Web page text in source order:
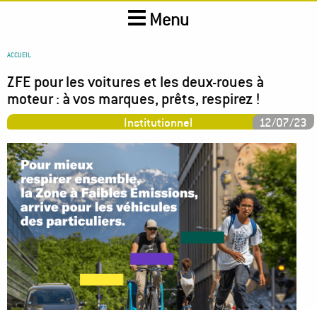
principal
Menu
You
here
ACCUEIL
ZFE pour les voitures et les deux-roues à
moteur : à vos marques, prêts, respirez !
Institutionnel
12/07/23
Image